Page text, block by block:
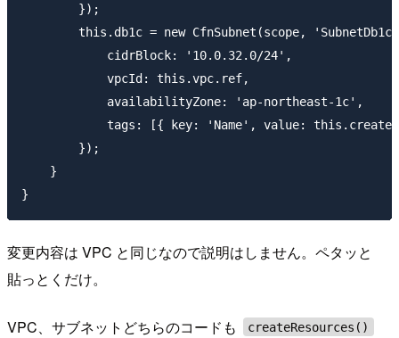
        });
this.db1c = new CfnSubnet(scope,
            cidrBlock: '10.0.32.0/24',
            vpcId: this.vpc.ref,
            availabilityZone: 'ap-northeast-1c',
tags: [{ key: 'Name', value:
        });
    }
変更内容は VPC と同じなので説明はしません。ペタッと
貼っとくだけ。
VPC、サブネットどちらのコードも createResources()